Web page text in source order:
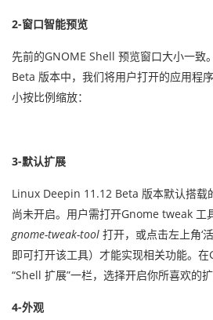
2-窗口智能预览
先前的GNOME Shell 预览窗口大小一
Beta 版本中，我们将用户打开的应用程
小按比例缩放：
3-默认扩展
Linux Deepin 11.12 Beta 版本默认搭载
尚未开启。用户需打开Gnome tweak 工
gnome-tweak-tool 打开，或点击左上角‘
即可打开该工具）才能实现相关功能。
“Shell 扩展”一栏，选择开启你所喜欢的扩
4-外观